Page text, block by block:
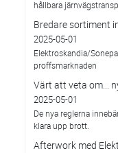
hållbara
Bredare sortiment
2025-05-01
Elektroskandia/
proffsmarknaden
Värt att veta om...
2025-05-01
De nya reglerna
klara upp brott.
Afterwork med